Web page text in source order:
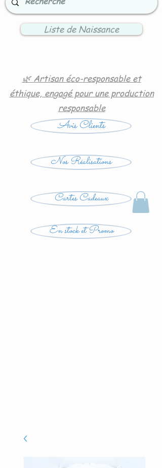
Liste de Naissance
🌿 Artisan éco-responsable et
éthique, engagé pour une production
responsable
Avis Clients
Nos Réalisations
Cartes Cadeaux
En stock et Promo